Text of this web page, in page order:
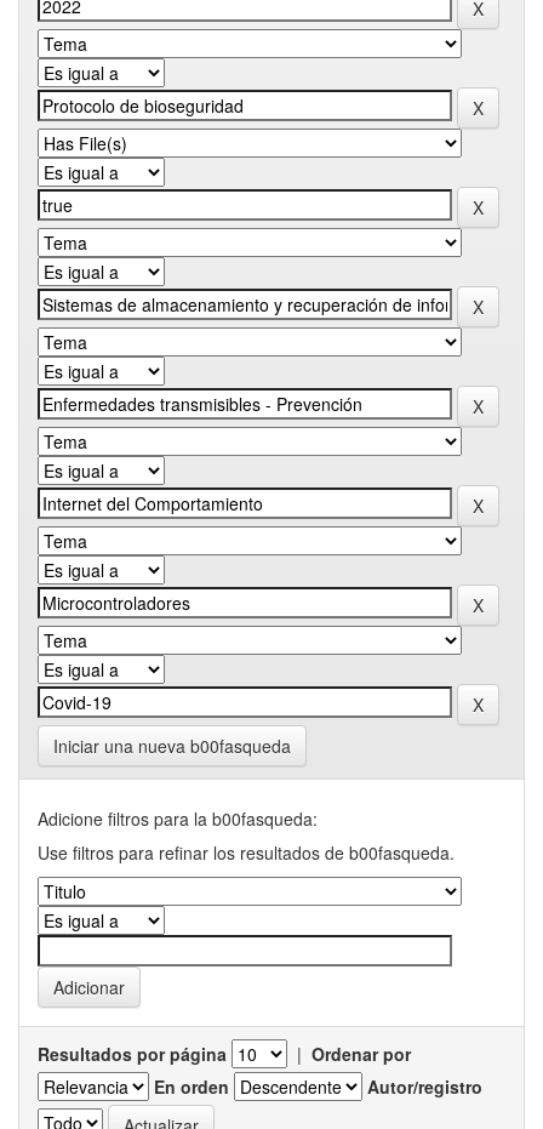
Iniciar una nueva b00fasqueda
Adicione filtros para la b00fasqueda:
Use filtros para refinar los resultados de b00fasqueda.
Resultados por página | Ordenar por
En orden
Autor/registro